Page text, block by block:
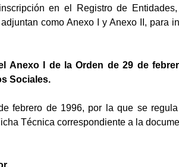
en el Registro de
como Anexo I y Anexo II, para
Anexo I de la Orden de 29 de
Sociales.
febrero de 1996, por la que se
Técnica correspondiente a la